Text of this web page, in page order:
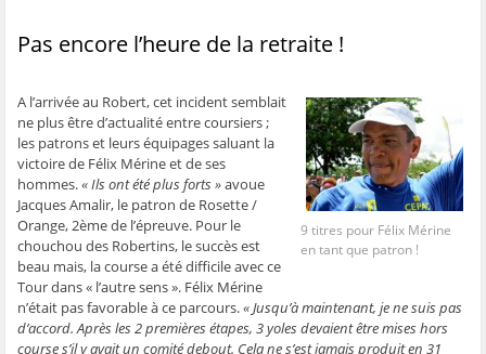
Pas encore l’heure de la retraite !
9 titres pour Félix Mérine
en tant que patron !
A l’arrivée au Robert, cet incident semblait
ne plus être d’actualité entre coursiers ;
les patrons et leurs équipages saluant la
victoire de Félix Mérine et de ses
hommes.« Ils ont été plus forts »avoue
Jacques Amalir, le patron de Rosette /
Orange, 2ème de l’épreuve. Pour le
chouchou des Robertins, le succès est
beau mais, la course a été difficile avec ce
Tour dans « l’autre sens ». Félix Mérine
n’était pas favorable à ce parcours.« Jusqu’à maintenant, je ne suis pas
d’accord. Après les 2 premières étapes, 3 yoles devaient être mises hors
course s’il y avait un comité debout. Cela ne s’est jamais produit en 31